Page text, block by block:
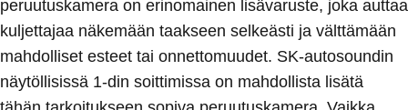
peruutuskamera on erinomainen lisävaruste, joka auttaa
kuljettajaa näkemään taakseen selkeästi ja välttämään
mahdolliset esteet tai onnettomuudet. SK-autosoundin
näytöllisissä 1-din soittimissa on mahdollista lisätä